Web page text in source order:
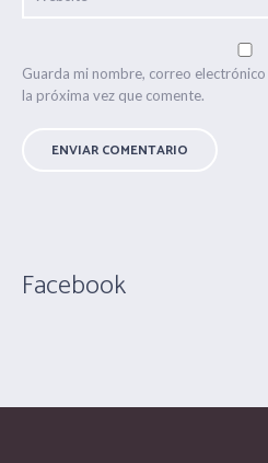
Guarda mi nombre, correo
la próxima vez que comente.
Facebook